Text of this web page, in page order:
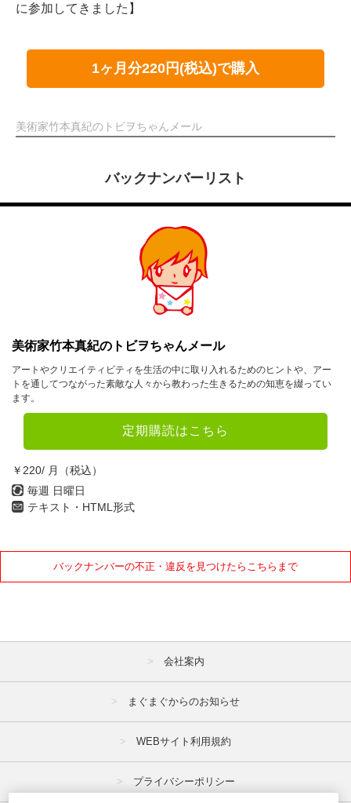
に参加してきました】
1ヶ月分220円(税込)で購入
美術家竹本真紀のトビヲちゃんメール
バックナンバーリスト
美術家竹本真紀のトビヲちゃんメール
アートやクリエイティビティを生活の中に取り入れるためのヒントや、アー
トを通してつながった素敵な人々から教わった生きるための知恵を綴ってい
ます。
定期購読はこちら
￥220/ 月（税込）
毎週 日曜日
テキスト・HTML形式
バックナンバーの不正・違反を見つけたらこちらまで
会社案内
まぐまぐからのお知らせ
WEBサイト利用規約
プライバシーポリシー